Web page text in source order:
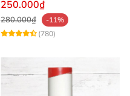
250.000₫
280.000₫
-11%
(780)